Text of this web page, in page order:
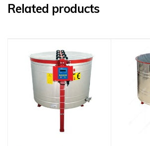
Related products